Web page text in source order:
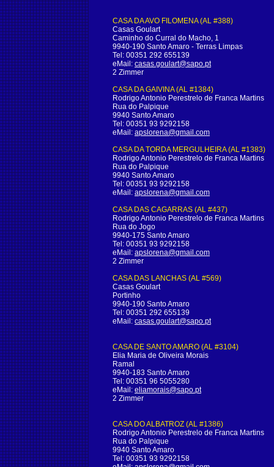
CASA DA AVO FILOMENA (AL #388)
Casas Goulart
Caminho do Curral do Macho, 1
9940-190 Santo Amaro - Terras Limpas
Tel: 00351 292 655139
eMail: casas.goulart@sapo.pt
2 Zimmer
CASA DA GAIVINA (AL #1384)
Rodrigo Antonio Perestrelo de Franca Martins
Rua do Palpique
9940 Santo Amaro
Tel: 00351 93 9292158
eMail: apslorena@gmail.com
CASA DA TORDA MERGULHEIRA (AL #1383)
Rodrigo Antonio Perestrelo de Franca Martins
Rua do Palpique
9940 Santo Amaro
Tel: 00351 93 9292158
eMail: apslorena@gmail.com
CASA DAS CAGARRAS (AL #437)
Rodrigo Antonio Perestrelo de Franca Martins
Rua do Jogo
9940-175 Santo Amaro
Tel: 00351 93 9292158
eMail: apslorena@gmail.com
2 Zimmer
CASA DAS LANCHAS (AL #569)
Casas Goulart
Portinho
9940-190 Santo Amaro
Tel: 00351 292 655139
eMail: casas.goulart@sapo.pt
CASA DE SANTO AMARO (AL #3104)
Elia Maria de Oliveira Morais
Ramal
9940-183 Santo Amaro
Tel: 00351 96 5055280
eMail: eliamorais@sapo.pt
2 Zimmer
CASA DO ALBATROZ (AL #1386)
Rodrigo Antonio Perestrelo de Franca Martins
Rua do Palpique
9940 Santo Amaro
Tel: 00351 93 9292158